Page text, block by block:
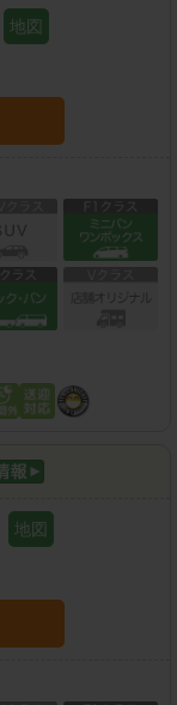
地図
地図